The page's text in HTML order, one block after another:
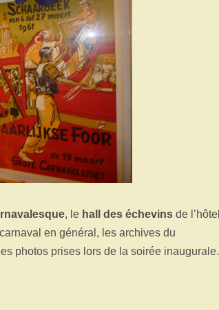
, le hall des échevins de l’hôtel
en général, les archives du
photos prises lors de la soirée inaugurale.